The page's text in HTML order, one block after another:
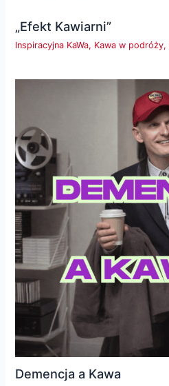
„Efekt Kawiarni”
Inspiracyjna KaWa, Kawa w podróży,
Demencja a Kawa